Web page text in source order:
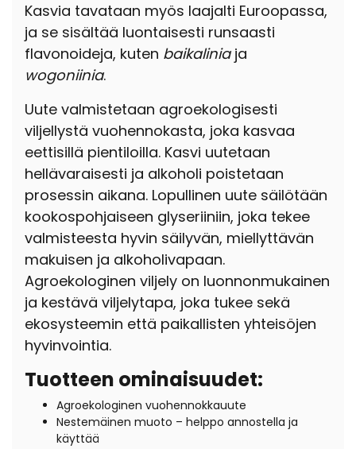
Kasvia tavataan myös laajalti Euroopassa,
ja se sisältää luontaisesti runsaasti
flavonoideja, kuten baikaliniaja
wogoniinia.
Uute valmistetaan agroekologisesti
viljellystä vuohennokasta, joka kasvaa
eettisillä pientiloilla. Kasvi uutetaan
hellävaraisesti ja alkoholi poistetaan
prosessin aikana. Lopullinen uute säilötään
kookospohjaiseen glyseriiniin, joka tekee
valmisteesta hyvin säilyvän, miellyttävän
makuisen ja alkoholivapaan.
Agroekologinen viljely on luonnonmukainen
ja kestävä viljelytapa, joka tukee sekä
ekosysteemin että paikallisten yhteisöjen
hyvinvointia.
Tuotteen ominaisuudet:
Agroekologinen vuohennokkauute
Nestemäinen muoto – helppo annostella ja
käyttää